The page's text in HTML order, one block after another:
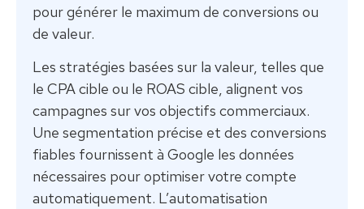
pour générer le maximum de conversions ou
de valeur.
Les stratégies basées sur la valeur, telles que
le CPA cible ou le ROAS cible, alignent vos
campagnes sur vos objectifs commerciaux.
Une segmentation précise et des conversions
fiables fournissent à Google les données
nécessaires pour optimiser votre compte
automatiquement. L’automatisation